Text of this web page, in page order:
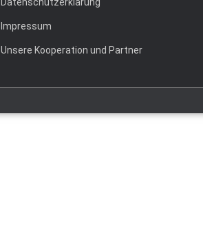
Impressum
Unsere Kooperation und Partner